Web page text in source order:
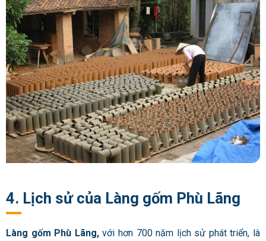
4. Lịch sử của Làng gốm Phù Lãng
Làng gốm Phù Lãng,với hơn 700 năm lịch sử phát triển, là